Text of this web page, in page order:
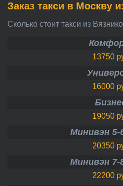
Заказ такси в Москву
Сколько стоит такси из
13750
16000
19050
Минивэн
20350
Минивэн
22200